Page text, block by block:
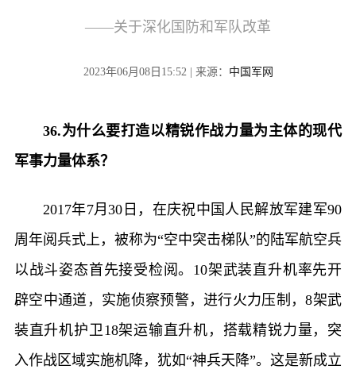
——关于深化国防和军队改革
2023年06月08日15:52 | 来源： 中国军网
36.为什么要打造以精锐作战力量为主体的现代
军事力量体系？
2017年7月30日，在庆祝中国人民解放军建军90
周年阅兵式上，被称为“空中突击梯队”的陆军航空兵
以战斗姿态首先接受检阅。10架武装直升机率先开
辟空中通道，实施侦察预警，进行火力压制，8架武
装直升机护卫18架运输直升机，搭载精锐力量，突
入作战区域实施机降，犹如“神兵天降”。这是新成立